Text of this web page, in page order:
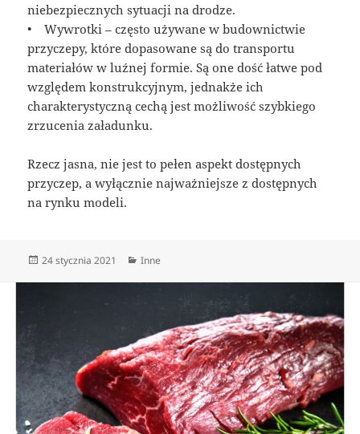
niebezpiecznych sytuacji na drodze.
• Wywrotki – często używane w budownictwie
przyczepy, które dopasowane są do transportu
materiałów w luźnej formie. Są one dość łatwe pod
względem konstrukcyjnym, jednakże ich
charakterystyczną cechą jest możliwość szybkiego
zrzucenia załadunku.
Rzecz jasna, nie jest to pełen aspekt dostępnych
przyczep, a wyłącznie najważniejsze z dostępnych
na rynku modeli.
Data
24 stycznia 2021 Kategorie
Inne